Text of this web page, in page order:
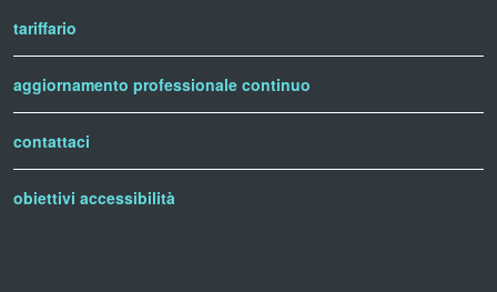
tariffario
aggiornamento professionale continuo
contattaci
obiettivi accessibilità